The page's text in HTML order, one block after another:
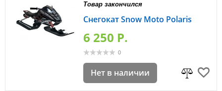
Товар закончился
Снегокат Snow Moto Polaris
6 250 P.
0
Нет в наличии